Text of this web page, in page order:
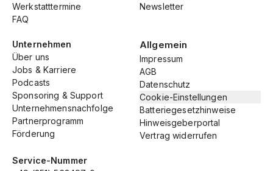
Service-Nummer
Werkstatttermine
FAQ
Newsletter
Unternehmen
Über uns
Jobs & Karriere
Podcasts
Sponsoring & Support
Unternehmensnachfolge
Partnerprogramm
Förderung
Allgemein
Impressum
AGB
Datenschutz
Cookie-Einstellungen
Batteriegesetzhinweise
Hinweisgeberportal
Vertrag widerrufen